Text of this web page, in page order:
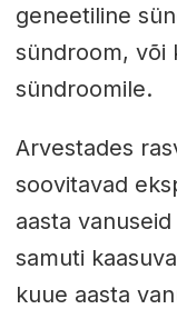
geneetiline
sündroom, või
sündroomile.
Arvestades
soovitavad
aasta
samuti
kuue aasta